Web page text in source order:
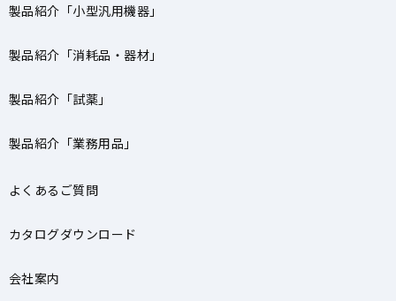
製品紹介「小型汎用機器」
製品紹介「消耗品・器材」
製品紹介「試薬」
製品紹介「業務用品」
よくあるご質問
カタログダウンロード
会社案内